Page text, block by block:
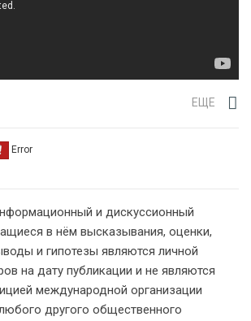
ЕЩЕ
и дискуссионный
в нём высказывания, оценки,
и гипотезы являются личной
на дату публикации и не являются
международной организации
другого общественного